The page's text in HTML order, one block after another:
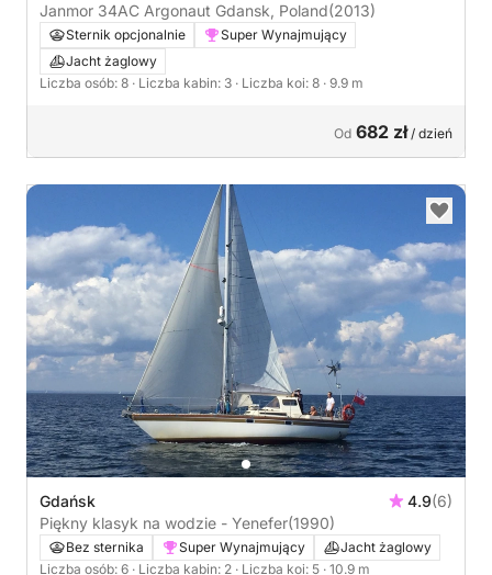
Janmor 34AC Argonaut Gdansk, Poland(2013)
Sternik opcjonalnie
Super Wynajmujący
Jacht żaglowy
Liczba osób: 8 · Liczba kabin: 3 · Liczba koi: 8 · 9.9 m
Od 682 zł/ dzień
Gdańsk 4.9(6)
Piękny klasyk na wodzie - Yenefer(1990)
Bez sternika Super Wynajmujący
Jacht żaglowy
Liczba osób: 6 · Liczba kabin: 2 · Liczba koi: 5 · 10.9 m